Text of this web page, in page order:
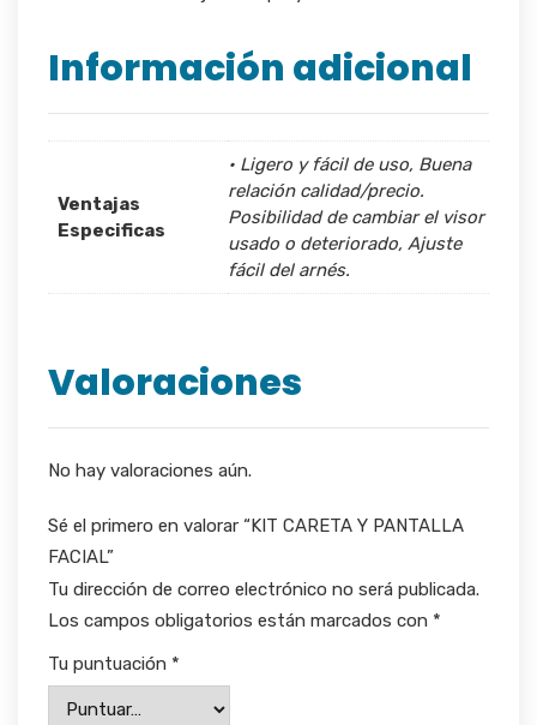
Información adicional
Ventajas
Especificas
• Ligero y fácil de uso, Buena
relación calidad/precio.
Posibilidad de cambiar el visor
usado o deteriorado, Ajuste
fácil del arnés.
Valoraciones
No hay valoraciones aún.
Sé el primero en valorar “KIT CARETA Y PANTALLA
FACIAL”
Tu dirección de correo electrónico no será publicada.
Los campos obligatorios están marcados con *
Tu puntuación *